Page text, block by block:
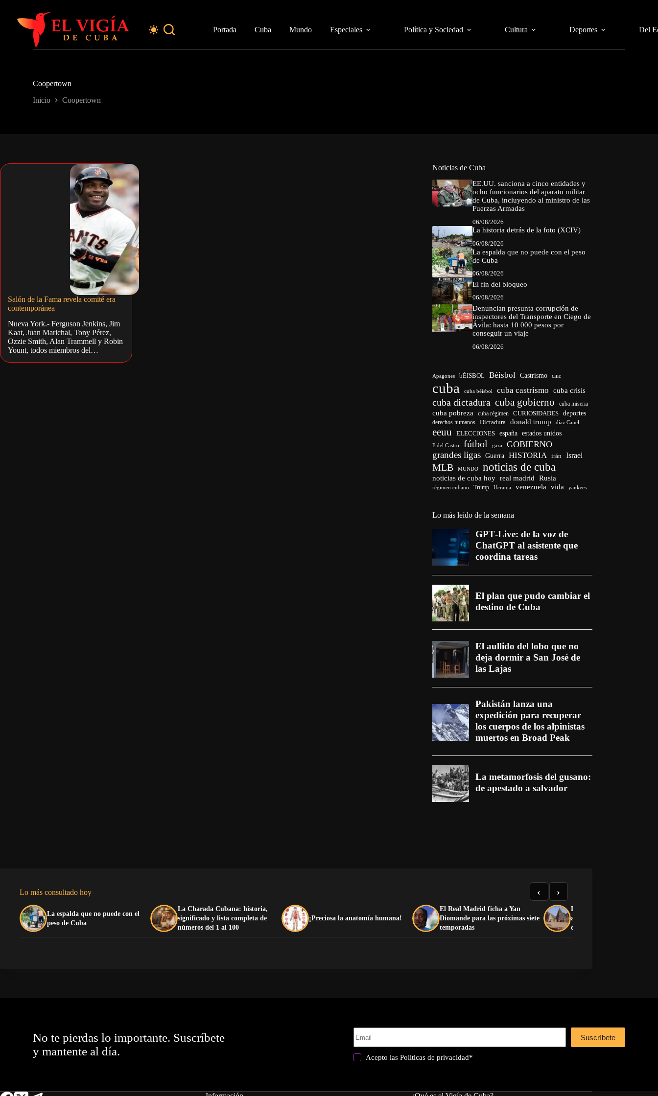
contenido
Portada
Cuba Mundo Especiales Política y Sociedad Cultura Deportes Del
Coopertown
Inicio Coopertown
Salón de la Fama revela comité era
contemporánea
Nueva York.- Ferguson Jenkins, Jim
Kaat, Juan Marichal, Tony Pérez,
Ozzie Smith, Alan Trammell y Robin
Yount, todos miembros del…
Noticias de Cuba
EE.UU. sanciona a cinco entidades y
ocho funcionarios del aparato militar
de Cuba, incluyendo al ministro de las
Fuerzas Armadas
06/08/2026
La historia detrás de la foto (XCIV)
06/08/2026
La espalda que no puede con el peso
de Cuba
06/08/2026
El fin del bloqueo
06/08/2026
Denuncian presunta corrupción de
inspectores del Transporte en Ciego de
Ávila: hasta 10 000 pesos por
conseguir un viaje
06/08/2026
Apagones bÉISBOL Béisbol Castrismo cine
cuba cuba béisbol cuba castrismo cuba crisis
cuba dictadura cuba gobierno cuba miseria
cuba pobreza cuba régimen CURIOSIDADES deportes
derechos humanos Dictadura donald trump díaz Canel
eeuu ELECCIONES españa estados unidos
Fidel Castro fútbol gaza GOBIERNO
grandes ligas Guerra HISTORIA irán Israel
MLB MUNDO noticias de cuba
noticias de cuba hoy real madrid Rusia
régimen cubano Trump Ucrania venezuela vida yankees
Lo más leído de la semana
Lo más consultado hoy
La espalda que no puede con el
peso de Cuba
La Charada Cubana: historia,
significado y lista completa de
números del 1 al 100
¡Preciosa la anatomía humana!
El Real Madrid ficha a Yan
Diomande para las próximas siete
temporadas
La guerra y la arena
amenazan las pirámides de
en Sudán
‹ ›
No te pierdas lo importante. Suscríbete
y mantente al día.
Suscríbete
Acepto lasPoliticas de privacidad*